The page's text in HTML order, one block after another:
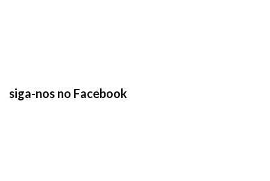
siga-nos no Facebook